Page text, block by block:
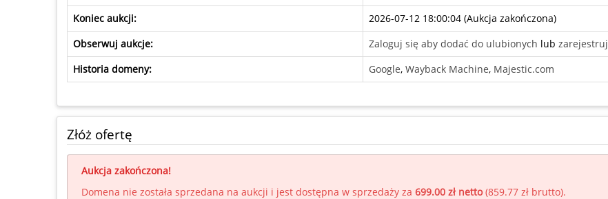
Koniec aukcji:
2026-07-12 18:00:04 (Aukcja zakończona)
Obserwuj aukcje:
Zaloguj się aby dodać do ulubionych lub zarejestruj
Historia domeny:
Google, Wayback Machine, Majestic.com
Złóż ofertę
Aukcja zakończona!
Domena nie została sprzedana na aukcji i jest dostępna w sprzedaży za 699.00 zł netto(859.77 zł brutto).